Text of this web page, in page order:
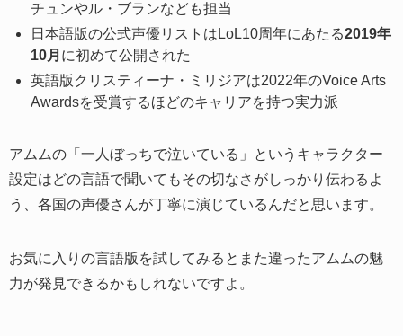
チュンやル・ブランなども担当
日本語版の公式声優リストはLoL10周年にあたる2019年
10月 に初めて公開された
英語版クリスティーナ・ミリジアは2022年のVoice Arts
Awardsを受賞するほどのキャリアを持つ実力派
アムムの「一人ぼっちで泣いている」というキャラクター
設定はどの言語で聞いてもその切なさがしっかり伝わるよ
う、各国の声優さんが丁寧に演じているんだと思います。
お気に入りの言語版を試してみるとまた違ったアムムの魅
力が発見できるかもしれないですよ。